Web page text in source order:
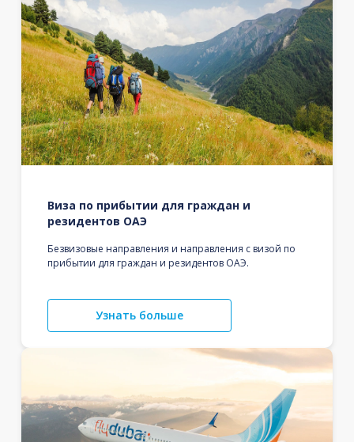
Виза по прибытии для граждан и
резидентов ОАЭ
Безвизовые направления и направления с визой по
прибытии для граждан и резидентов ОАЭ.
Узнать больше